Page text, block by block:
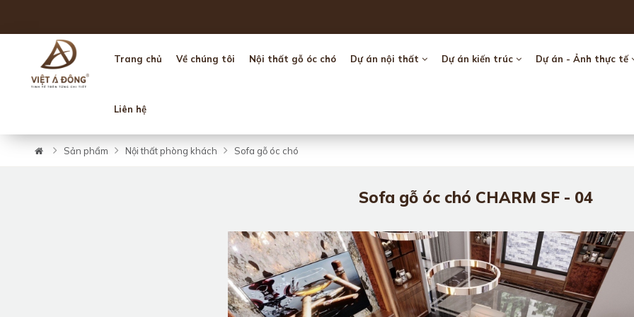
Trang chủ Về chúng tôi Nội thất gỗ óc chó Dự án nội thất Dự án kiến trúc Dự án - Ảnh thực tế
Liên hệ
Sản phẩm Nội thất phòng khách Sofa gỗ óc chó
Sofa gỗ óc chó CHARM SF - 04